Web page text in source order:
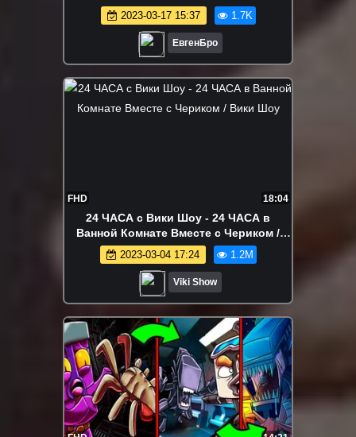
ДОМ СЕКРЕТНЫЙ ЛАЙФХАК ЧЕЛЛЕНДЖ
ТРОЛЛИНГ ЛОВУШКА
2023-03-17 15:37 1.7K
ЕвгенБро
FHD 18:04
24 ЧАСА с Вики Шоу - 24 ЧАСА в
Ванной Комнате Вместе с Чериком /
Вики Шоу
2023-03-04 17:24 1.2M
Viki Show